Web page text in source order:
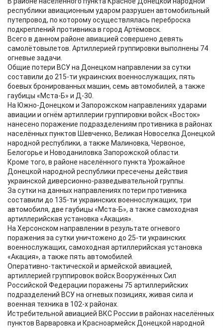
республики авиационным ударом разрушен автомобильный
путепровод, по которому осуществлялась переброска
подкреплений противника в город Артёмовск.
Всего в данном районе авиацией совершено девять
самолётовылетов. Артиллерией группировки выполнены 74
огневые задачи.
Общие потери ВСУ на Донецком направлении за сутки
составили до 215-ти украинских военнослужащих, пять
боевых бронированных машин, семь автомобилей, а также
гаубицы «Мста-Б» и Д-30.
На Южно-Донецком и Запорожском направлениях ударами
авиации и огнём артиллерии группировки войск «Восток»
нанесено поражение подразделениям противника в районах
населённых пунктов Шевченко, Великая Новоселка Донецкой
народной республики, а также Малиновка, Червоное,
Белогорье и Новоданиловка Запорожской области.
Кроме того, в районе населённого пункта Урожайное
Донецкой народной республики пресечены действия
украинской диверсионно-разведывательной группы.
За сутки на данных направлениях потери противника
составили до 135-ти украинских военнослужащих, три
автомобиля, две гаубицы «Мста-Б», а также самоходная
артиллерийская установка «Акация».
На Херсонском направлении в результате огневого
поражения за сутки уничтожено до 25-ти украинских
военнослужащих, самоходная артиллерийская установка
«Акация», а также пять автомобилей.
Оперативно-тактической и армейской авиацией,
артиллерией группировок войск Вооружённых Сил
Российской Федерации поражены 75 артиллерийских
подразделений ВСУ на огневых позициях, живая сила и
военная техника в 102-х районах.
Истребительной авиацией ВКС России в районах населённых
пунктов Варваровка и Красноармейск Донецкой народной